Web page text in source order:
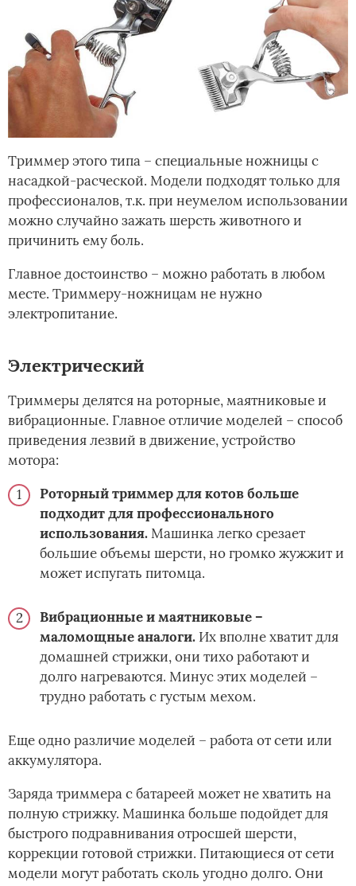
Триммер этого типа – специальные ножницы с
насадкой-расческой. Модели подходят только для
профессионалов, т.к. при неумелом использовании
можно случайно зажать шерсть животного и
причинить ему боль.
Главное достоинство – можно работать в любом
месте. Триммеру-ножницам не нужно
электропитание.
Электрический
Триммеры делятся на роторные, маятниковые и
вибрационные. Главное отличие моделей – способ
приведения лезвий в движение, устройство
мотора:
Роторный триммер для котов больше
подходит для профессионального
использования.Машинка легко срезает
большие объемы шерсти, но громко жужжит и
может испугать питомца.
Вибрационные и маятниковые –
маломощные аналоги. Их вполне хватит для
домашней стрижки, они тихо работают и
долго нагреваются. Минус этих моделей –
трудно работать с густым мехом.
Еще одно различие моделей – работа от сети или
аккумулятора.
Заряда триммера с батареей может не хватить на
полную стрижку. Машинка больше подойдет для
быстрого подравнивания отросшей шерсти,
коррекции готовой стрижки. Питающиеся от сети
модели могут работать сколь угодно долго. Они